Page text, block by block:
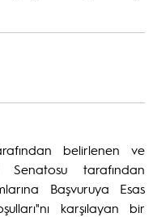
belirlenen ve
Senatosu tarafından
Başvuruya Esas
karşılayan bir